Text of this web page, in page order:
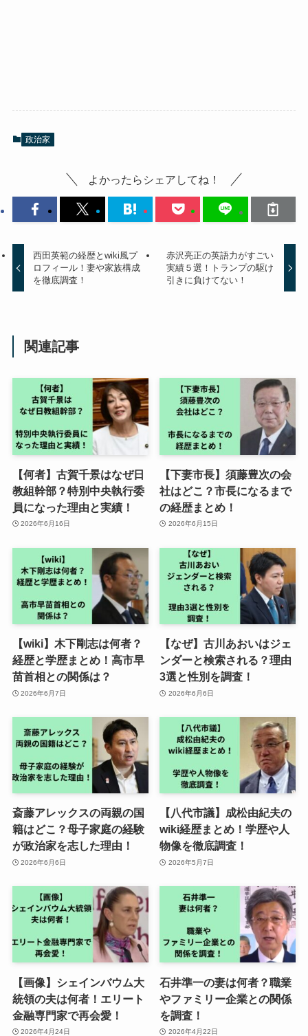
政治家
よかったらシェアしてね！
西田英範の経歴とwiki風プ
ロフィール！妻や家族構成
を徹底調査！
赤沢亮正の英語力がすごい
実績５選！トランプの駆け
引きに負けてない！
関連記事
【何者】古賀千景はなぜ日
教組幹部？特別中央執行委
員になった理由と実績！
2026年6月16日
【下妻市長】須藤豊次の会
社はどこ？市長になるまで
の経歴まとめ！
2026年6月15日
【wiki】木下剛志は何者？
経歴と学歴まとめ！高市早
苗首相との関係は？
2026年6月7日
【なぜ】古川あおいはジェ
ンダーと検索される？理由
3選と性別を調査！
2026年6月6日
斎藤アレックスの両親の国
籍はどこ？母子家庭の経験
が政治家を志した理由！
2026年6月6日
【八代市議】成松由紀夫の
wiki経歴まとめ！学歴や人
物像を徹底調査！
2026年5月7日
【画像】シェインバウム大
統領の夫は何者！エリート
金融専門家で再会愛！
2026年4月24日
石井準一の妻は何者？職業
やファミリー企業との関係
を調査！
2026年4月22日